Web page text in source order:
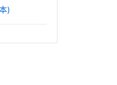
)